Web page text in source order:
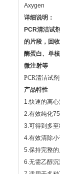
Axygen
详细说明：
PCR清洁试
的片段，回
酶蛋白、单
微注射等
PCR清洁试
产品特性
1.快速的离
2.有效纯化
3.可得到多
4.有效清除
5.保持完整
6.无需乙醇沉